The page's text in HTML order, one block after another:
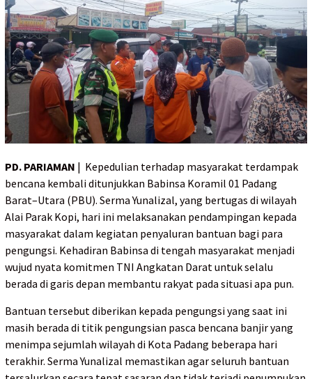
PD. PARIAMAN | Kepedulian terhadap masyarakat terdampak
bencana kembali ditunjukkan Babinsa Koramil 01 Padang
Barat–Utara (PBU). Serma Yunalizal, yang bertugas di wilayah
Alai Parak Kopi, hari ini melaksanakan pendampingan kepada
masyarakat dalam kegiatan penyaluran bantuan bagi para
pengungsi. Kehadiran Babinsa di tengah masyarakat menjadi
wujud nyata komitmen TNI Angkatan Darat untuk selalu
berada di garis depan membantu rakyat pada situasi apa pun.
Bantuan tersebut diberikan kepada pengungsi yang saat ini
masih berada di titik pengungsian pasca bencana banjir yang
menimpa sejumlah wilayah di Kota Padang beberapa hari
terakhir. Serma Yunalizal memastikan agar seluruh bantuan